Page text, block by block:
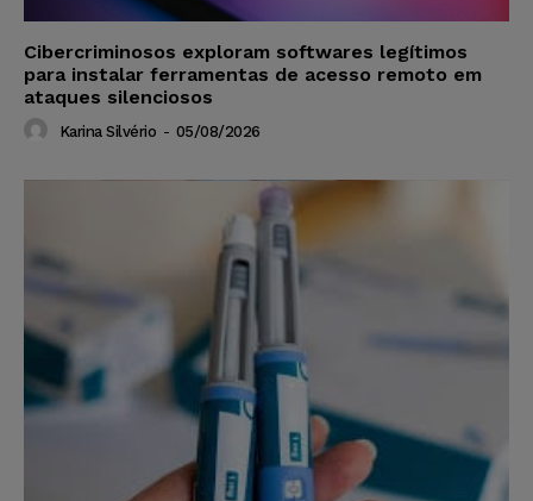
Cibercriminosos exploram softwares legítimos
para instalar ferramentas de acesso remoto em
ataques silenciosos
Karina Silvério - 05/08/2026